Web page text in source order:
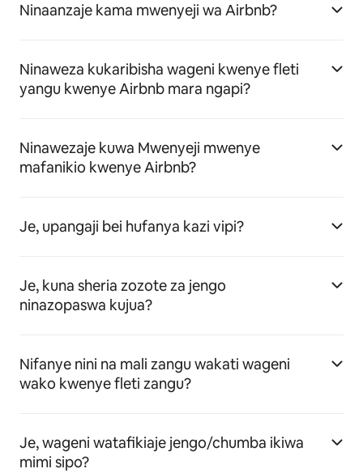
Ninaanzaje kama mwenyeji wa Airbnb?
Ninaweza kukaribisha wageni kwenye fleti
yangu kwenye Airbnb mara ngapi?
Ninawezaje kuwa Mwenyeji mwenye
mafanikio kwenye Airbnb?
Je, upangaji bei hufanya kazi vipi?
Je, kuna sheria zozote za jengo
ninazopaswa kujua?
Nifanye nini na mali zangu wakati wageni
wako kwenye fleti zangu?
Je, wageni watafikiaje jengo/chumba ikiwa
mimi sipo?